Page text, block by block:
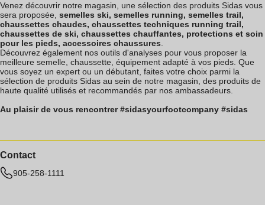
Venez découvrir notre magasin, une sélection des produits Sidas vous
sera proposée, semelles ski, semelles running, semelles trail,
chaussettes chaudes, chaussettes techniques running trail,
chaussettes de ski, chaussettes chauffantes, protections et soin
pour les pieds, accessoires chaussures.
Découvrez également nos outils d'analyses pour vous proposer la
meilleure semelle, chaussette, équipement adapté à vos pieds. Que
vous soyez un expert ou un débutant, faites votre choix parmi la
sélection de produits Sidas au sein de notre magasin, des produits de
haute qualité utilisés et recommandés par nos ambassadeurs.
Au plaisir de vous rencontrer #sidasyourfootcompany #sidas
Contact
905-258-1111